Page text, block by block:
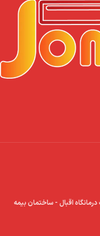
اقبال - ساختمان بیمه